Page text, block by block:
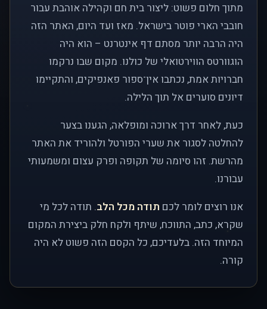
מתוך חלום פשוט: ליצור בית חם וקהילה אוהבת עבור
חובבי הארי פוטר בישראל. מאז ועד היום, האתר הזה
היה הרבה יותר מסתם דף אינטרנט – הוא היה
הוגוורטס הווירטואלי של כולנו. מקום שבו נרקמו
חברויות אמת, נכתבו אין־ספור פאנפיקים, והתקיימו
דיונים סוערים אל תוך הלילה.
כעת, לאחר דרך ארוכה ומופלאה, הגענו בצער
להחלטה לסגור את שערי הפורטל ולהוריד את האתר
מהרשת. זהו סיומה של תקופה ופרק עצום ומשמעותי
עבורנו.
אנו רוצים לומר לכם תודה מכל הלב. תודה לכל מי
שקרא, כתב, התווכח, שיתף ולקח חלק ביצירת המקום
המיוחד הזה. בלעדיכם, כל הקסם הזה פשוט לא היה
קורה.